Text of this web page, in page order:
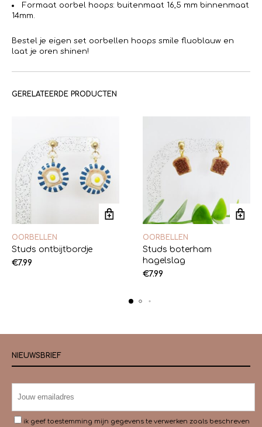
Formaat oorbel hoops: buitenmaat 16,5 mm binnenmaat
14mm.
Bestel je eigen set oorbellen hoops smile fluoblauw en
laat je oren shinen!
GERELATEERDE PRODUCTEN
OORBELLEN
Studs ontbijtbordje
€7.99
OORBELLEN
Studs boterham
hagelslag
€7.99
NIEUWSBRIEF
ik geef toestemming mijn gegevens te verwerken zoals beschreven